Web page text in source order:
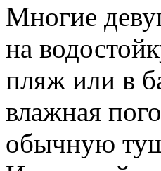
Многие
на
пляж или в
влажная
обычную